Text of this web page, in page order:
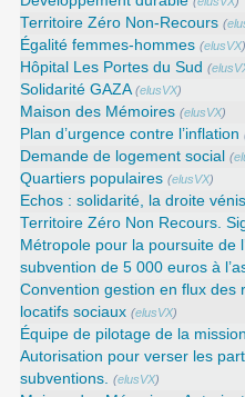
Territoire Zéro Non-Recours (
Égalité femmes-hommes (elusVX)
Hôpital Les Portes du Sud (
Solidarité GAZA (elusVX)
Maison des Mémoires (elusVX)
Plan d’urgence contre l’inflation
Demande de logement social (
Quartiers populaires (elusVX)
Echos : solidarité, la droite
Territoire Zéro Non Recours.
Métropole pour la poursuite de
subvention de 5 000 euros à
Convention gestion en flux des
locatifs sociaux (elusVX)
Équipe de pilotage de la
Autorisation pour verser les
subventions. (elusVX)